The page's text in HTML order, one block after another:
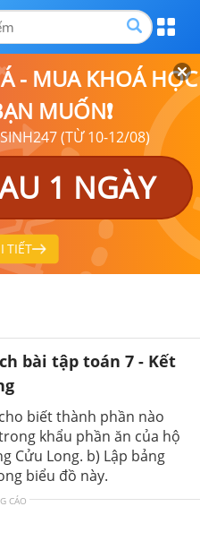
- MUA KHOÁ HỌC
MUỐN❗
(TỪ 10-12/08)
1 NGÀY
TIẾT
bài tập toán 7 - Kết
biết thành phần nào
khẩu phần ăn của hộ
Cửu Long. b) Lập bảng
biểu đồ này.
CÁO